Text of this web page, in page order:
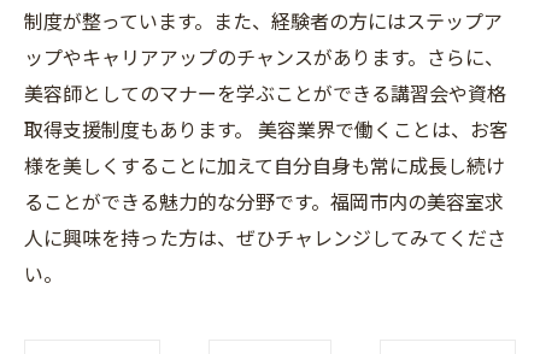
制度が整っています。また、経験者の方にはステップア
ップやキャリアアップのチャンスがあります。さらに、
美容師としてのマナーを学ぶことができる講習会や資格
取得支援制度もあります。 美容業界で働くことは、お客
様を美しくすることに加えて自分自身も常に成長し続け
ることができる魅力的な分野です。福岡市内の美容室求
人に興味を持った方は、ぜひチャレンジしてみてくださ
い。